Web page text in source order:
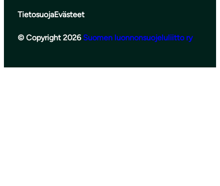
TietosuojaEvästeet
© Copyright 2026 Suomen luonnonsuojeluliitto ry